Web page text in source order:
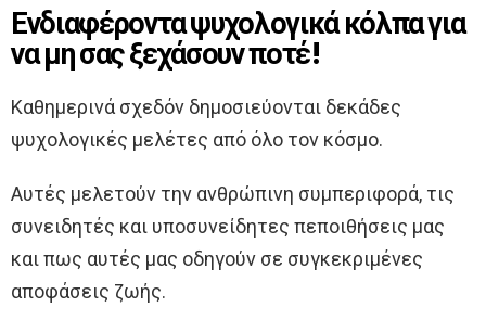
Ενδιαφέροντα ψυχολογικά κόλπα για
να μη σας ξεχάσουν ποτέ!
Kαθημερινά σχεδόν δημοσιεύονται δεκάδες
ψυχολογικές μελέτες από όλο τον κόσμο.
Αυτές μελετούν την ανθρώπινη συμπεριφορά, τις
συνειδητές και υποσυνείδητες πεποιθήσεις μας
και πως αυτές μας οδηγούν σε συγκεκριμένες
αποφάσεις ζωής.